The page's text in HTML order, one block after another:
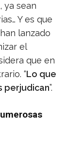
ya sean
Y es que
lanzado
el
que en
“Lo que
perjudican”.